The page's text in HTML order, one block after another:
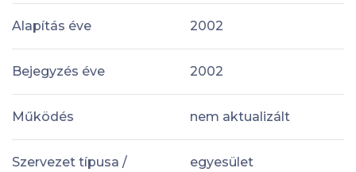
Alapítás éve 2002
Bejegyzés éve 2002
Működés nem aktualizált
Szervezet típusa /
egyesület